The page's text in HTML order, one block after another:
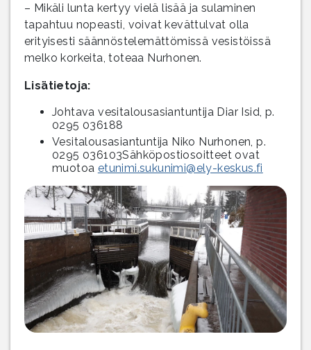
– Mikäli lunta kertyy vielä lisää ja sulaminen
tapahtuu nopeasti, voivat kevättulvat olla
erityisesti säännöstelemättömissä vesistöissä
melko korkeita, toteaa Nurhonen.
Lisätietoja:
Johtava vesitalousasiantuntija Diar Isid, p.
0295 036188
Vesitalousasiantuntija Niko Nurhonen, p.
0295 036103Sähköpostiosoitteet ovat
muotoa etunimi.sukunimi@ely-keskus.fi